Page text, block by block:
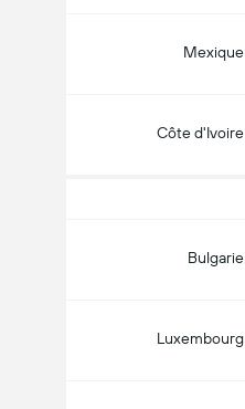
Mexique
Côte d'Ivoire
Bulgarie
Luxembourg